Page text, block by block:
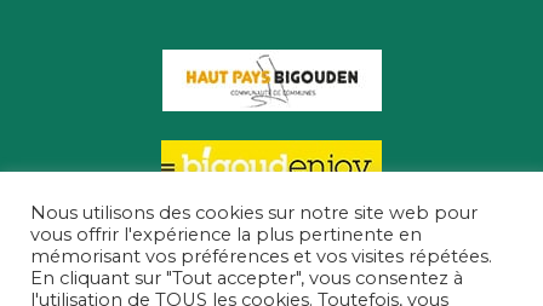
Nous utilisons des cookies sur notre site web pour
vous offrir l'expérience la plus pertinente en
mémorisant vos préférences et vos visites répétées.
En cliquant sur "Tout accepter", vous consentez à
l'utilisation de TOUS les cookies. Toutefois, vous